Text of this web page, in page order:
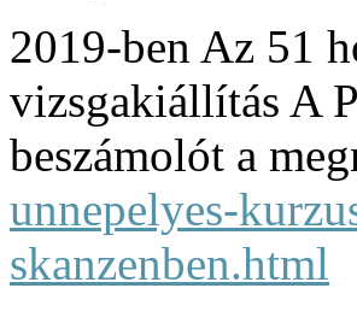
2019-ben Az 51
vizsgakiállítás A
beszámolót a
unnepelyes-
skanzenben.html